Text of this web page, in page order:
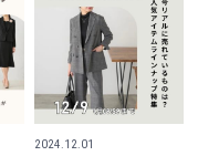
2024.12.01